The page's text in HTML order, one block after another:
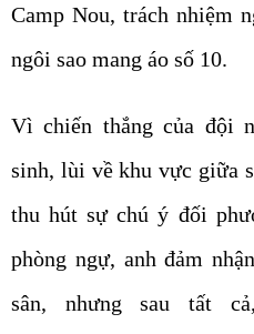
Camp Nou, trách nhiệm
ngôi sao mang áo số 10.
Vì chiến thắng của đội
sinh, lùi về khu vực giữa
thu hút sự chú ý đối
phòng ngự, anh đảm
sân, nhưng sau tất